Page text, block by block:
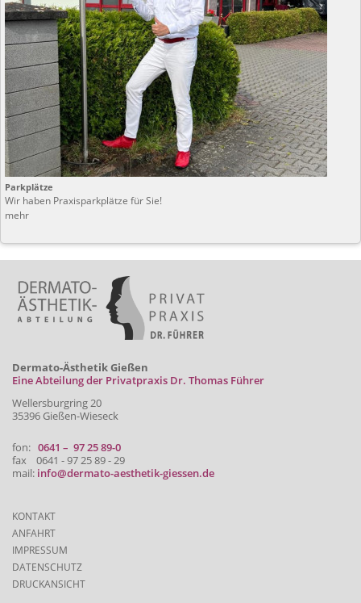
Parkplätze
Wir haben Praxisparkplätze für Sie!
mehr
Dermato-Ästhetik Gießen
Eine Abteilung der Privatpraxis Dr. Thomas Führer
Wellersburgring 20
35396 Gießen-Wieseck
fon: 0641 – 97 25 89-0
fax 0641 - 97 25 89 - 29
mail: info@dermato-aesthetik-giessen.de
KONTAKT
ANFAHRT
IMPRESSUM
DATENSCHUTZ
DRUCKANSICHT